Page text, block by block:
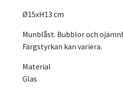
Ø15xH13 cm
Munblåst. Bubblor och
Färgstyrkan kan variera.
Material
Glas